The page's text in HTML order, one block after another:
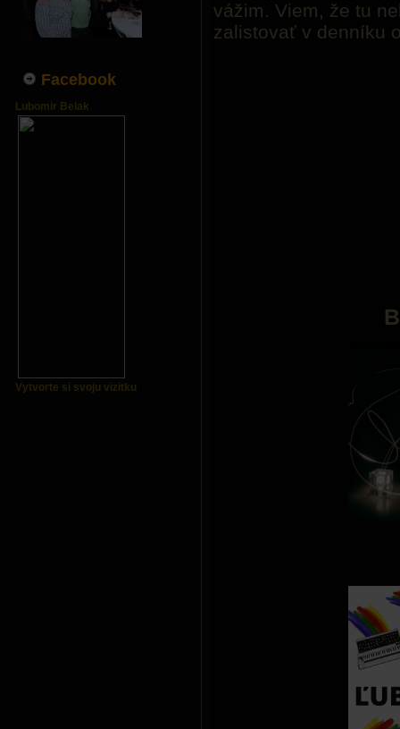
Facebook
Lubomir Belak
Vytvorte si svoju vizitku
vážim. Viem, že tu
zalistovať v denníku